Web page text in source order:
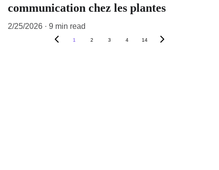
communication chez les plantes
2/25/2026 9 min read
1 2 3 4 14